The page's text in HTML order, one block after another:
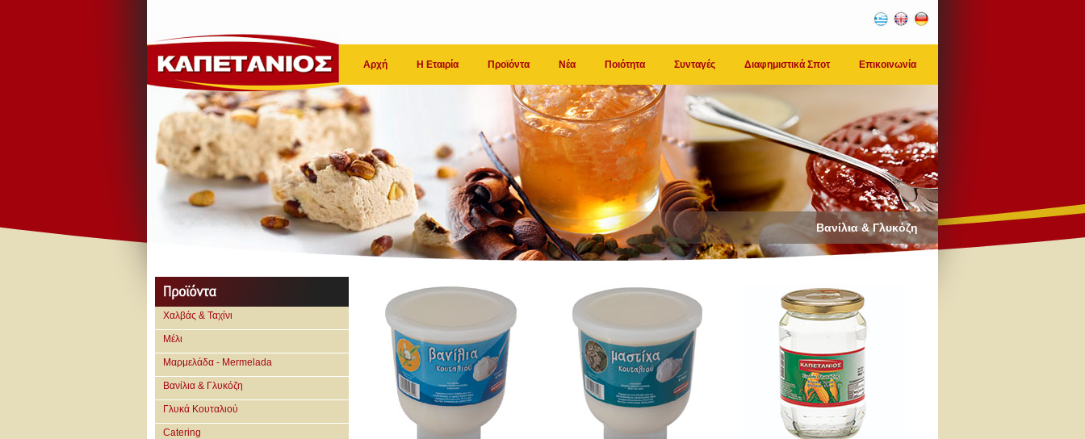
Αρχή Η Εταιρία Προϊόντα Νέα Ποιότητα Συνταγές Διαφημιστικά Σποτ Επικοινωνία
Βανίλια & Γλυκόζη
Χαλβάς & Ταχίνι
Μέλι
Μαρμελάδα - Mermelada
Βανίλια & Γλυκόζη
Γλυκά Κουταλιού
Catering